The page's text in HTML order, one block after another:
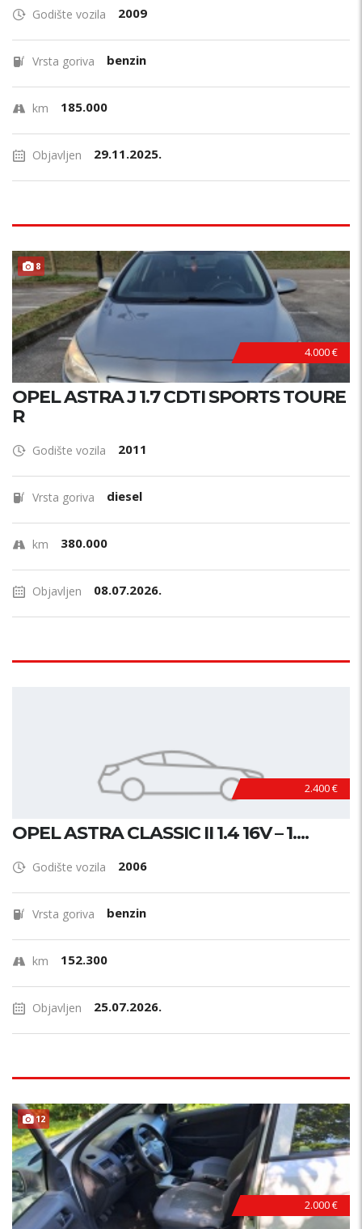
Godište vozila 2009
Vrsta goriva benzin
km 185.000
Objavljen 29.11.2025.
8
4.000 €
OPEL ASTRA J 1.7 CDTI SPORTS TOURE
R
Godište vozila 2011
Vrsta goriva diesel
km 380.000
Objavljen 08.07.2026.
2.400 €
OPEL ASTRA CLASSIC II 1.4 16V – 1....
Godište vozila 2006
Vrsta goriva benzin
km 152.300
Objavljen 25.07.2026.
12
2.000 €